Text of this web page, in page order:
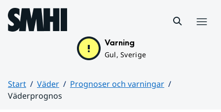
Hoppa till sidans innehåll
Varning
Gul, Sverige
Start Väder
Prognoser och varningar
Väderprognos